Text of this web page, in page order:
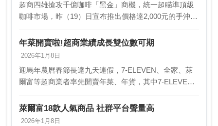
超商四雄搶攻千億咖啡「黑金」商機，統一超瞄準頂級
咖啡市場，昨（19）日宣布推出價格達2,000元的手沖咖
創超商咖啡最高價。統一超表示，這是為了突破…
年菜開賣啦!超商業績成長雙位數可期
2026年1月8日
迎馬年農曆春節長達九天連假，7-ELEVEN、全家、萊
爾富等超商業者率先開賣年菜、年貨，其中7-ELEVEN
i划算平台，集結年菜、年貨、伴手禮…
萊爾富18款人氣商品 社群平台聲量高
2026年1月8日